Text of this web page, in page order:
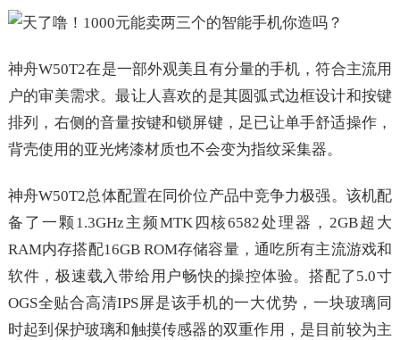
神舟W50T2在是一部外观美且有分量的手机，符合主流用
户的审美需求。最让人喜欢的是其圆弧式边框设计和按键
排列，右侧的音量按键和锁屏键，足已让单手舒适操作，
背壳使用的亚光烤漆材质也不会变为指纹采集器。
神舟W50T2总体配置在同价位产品中竞争力极强。该机配
备了一颗1.3GHz主频MTK四核6582处理器，2GB超大
RAM内存搭配16GB ROM存储容量，通吃所有主流游戏和
软件，极速载入带给用户畅快的操控体验。搭配了5.0寸
OGS全贴合高清IPS屏是该手机的一大优势，一块玻璃同
时起到保护玻璃和触摸传感器的双重作用，是目前较为主